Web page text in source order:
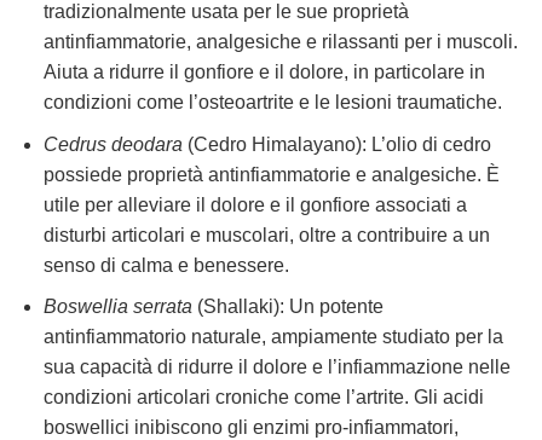
tradizionalmente usata per le sue proprietà
antinfiammatorie, analgesiche e rilassanti per i muscoli.
Aiuta a ridurre il gonfiore e il dolore, in particolare in
condizioni come l’osteoartrite e le lesioni traumatiche.
Cedrus deodara (Cedro Himalayano): L’olio di cedro
possiede proprietà antinfiammatorie e analgesiche. È
utile per alleviare il dolore e il gonfiore associati a
disturbi articolari e muscolari, oltre a contribuire a un
senso di calma e benessere.
Boswellia serrata (Shallaki): Un potente
antinfiammatorio naturale, ampiamente studiato per la
sua capacità di ridurre il dolore e l’infiammazione nelle
condizioni articolari croniche come l’artrite. Gli acidi
boswellici inibiscono gli enzimi pro-infiammatori,